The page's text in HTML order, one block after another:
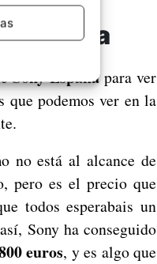
España
Sony Españapara ver
podemos ver en la
no está al alcance de
pero es el precio que
todos esperabais un
Sony ha conseguido
euros, y es algo que